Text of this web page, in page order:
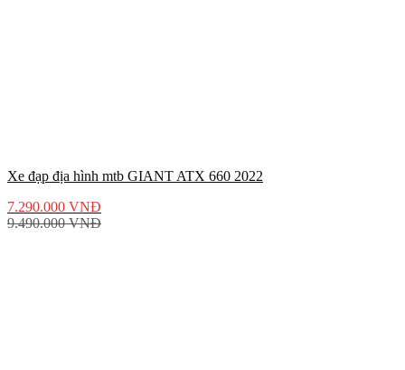
Xe đạp địa hình mtb GIANT ATX 660 2022
7.290.000 VNĐ
9.490.000VNĐ